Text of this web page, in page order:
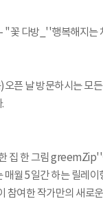
"꽃 다방_''행복해지는
픈 날 방문하시는 모든
집 한 그림
월 5일간 하는 릴레이
참여한 작가만의 새로